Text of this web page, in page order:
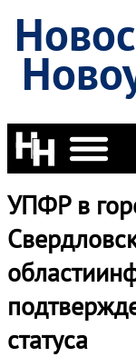
УПФР в
статуса